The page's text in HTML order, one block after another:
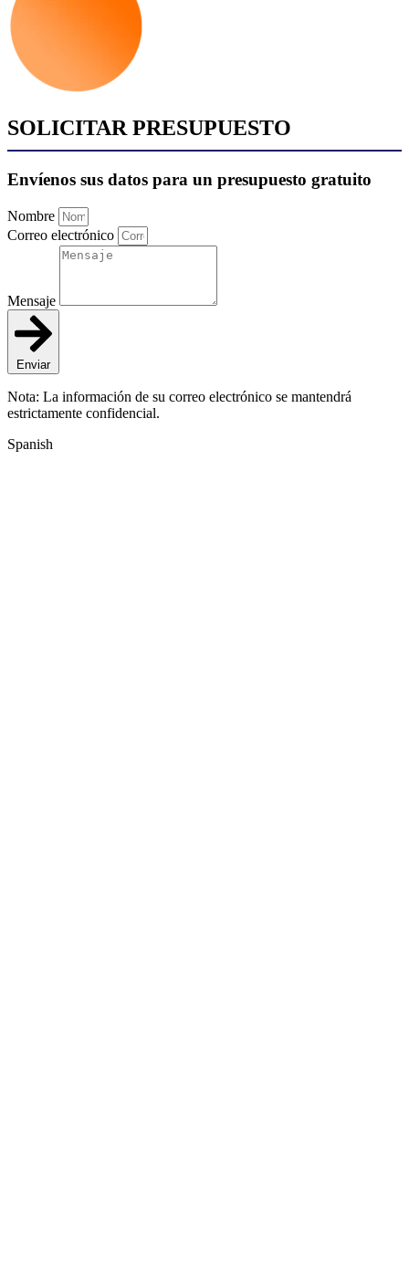
SOLICITAR PRESUPUESTO
Envíenos sus datos para un presupuesto gratuito
Nombre
Correo electrónico
Mensaje
Enviar
Nota: La información de su correo electrónico se mantendrá
estrictamente confidencial.
Spanish